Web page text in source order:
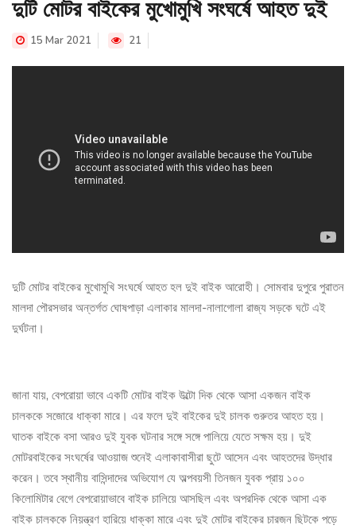
দুটি মোটর বাইকের মুখোমুখি সংঘর্ষে আহত দুই
15 Mar 2021 21
দুটি মোটর বাইকের মুখোমুখি সংঘর্ষে আহত হল দুই বাইক আরোহী। সোমবার দুপুরে পুরাতন
মালদা পৌরসভার অন্তর্গত ঘোষপাড়া এলাকার মালদা-নালাগোলা রাজ্য সড়কে ঘটে এই
দুর্ঘটনা।
জানা যায়, বেপরোয়া ভাবে একটি মোটর বাইক উল্টো দিক থেকে আসা একজন বাইক
চালককে সজোরে ধাক্কা মারে। এর ফলে দুই বাইকের দুই চালক গুরুতর আহত হয়।
ঘাতক বাইকে বসা আরও দুই যুবক ঘটনার সঙ্গে সঙ্গে পালিয়ে যেতে সক্ষম হয়। দুই
মোটরবাইকের সংঘর্ষের আওয়াজ শুনেই এলাকাবাসীরা ছুটে আসেন এবং আহতদের উদ্ধার
করেন। তবে স্থানীয় বাসিন্দাদের অভিযোগ যে অল্পবয়সী তিনজন যুবক প্রায় ১০০
কিলোমিটার বেগে বেপরোয়াভাবে বাইক চালিয়ে আসছিল এবং অপরদিক থেকে আসা এক
বাইক চালককে নিয়ন্ত্রণ হারিয়ে ধাক্কা মারে এবং দুই মোটর বাইকের চারজন ছিটকে পড়ে